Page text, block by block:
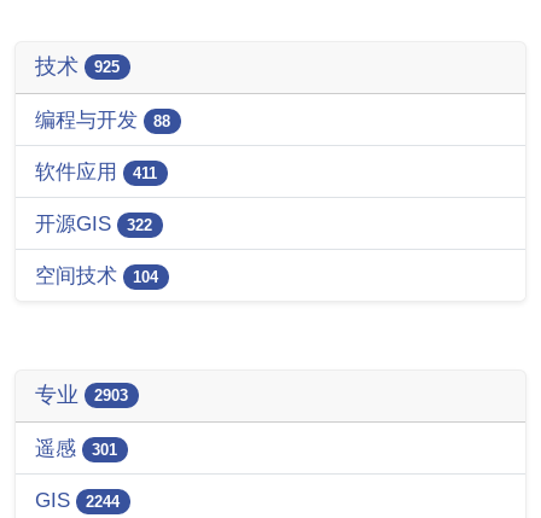
技术 925
编程与开发 88
软件应用 411
开源GIS 322
空间技术 104
专业 2903
遥感 301
GIS 2244